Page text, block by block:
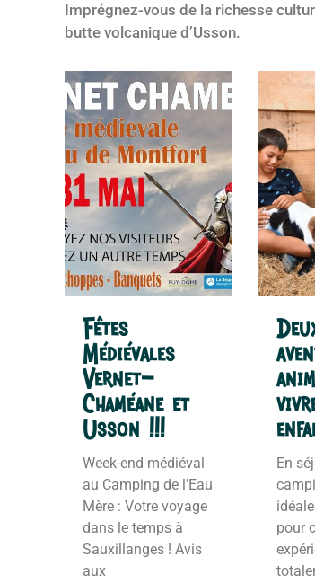
Imprégnez-vous de la richesse
butte volcanique d’Usson.
Fêtes
Médiévales
Vernet-
Chaméane et
Usson !!!
Week-end médiéval
au Camping de l’Eau
Mère : Votre voyage
dans le temps à
Sauxillanges ! Avis
aux
En
pour